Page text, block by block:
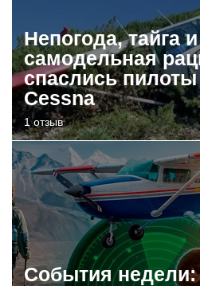
Непогода, тайга и
самодельная
спаслись
Cessna
1 отзыв
События